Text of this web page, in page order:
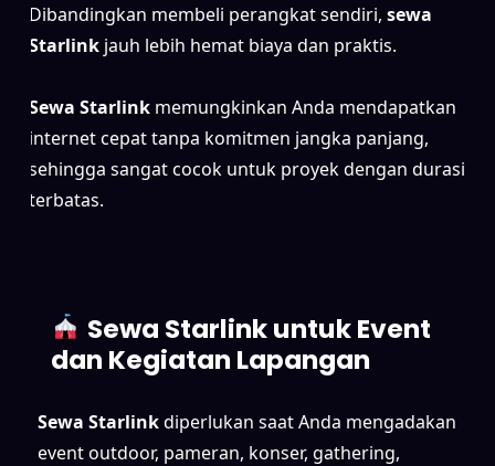
Dibandingkan membeli perangkat sendiri, sewa
Starlink jauh lebih hemat biaya dan praktis.
Sewa Starlink memungkinkan Anda mendapatkan
internet cepat tanpa komitmen jangka panjang,
sehingga sangat cocok untuk proyek dengan durasi
terbatas.
Sewa Starlink untuk Event
dan Kegiatan Lapangan
Sewa Starlinkdiperlukan saat Anda mengadakan
event outdoor, pameran, konser, gathering,